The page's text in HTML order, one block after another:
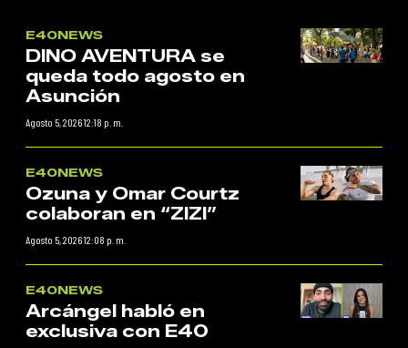
E40NEWS
DINO AVENTURA se
queda todo agosto en
Asunción
Agosto 5, 2026 12:18 p. m.
E40NEWS
Ozuna y Omar Courtz
colaboran en “ZIZI”
Agosto 5, 2026 12:08 p. m.
E40NEWS
Arcángel habló en
exclusiva con E40